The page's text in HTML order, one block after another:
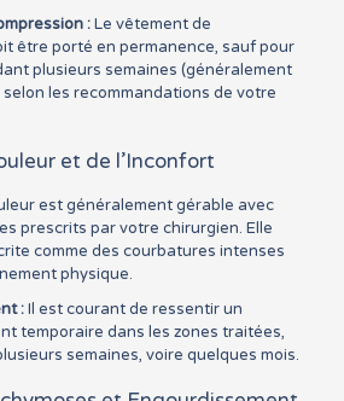
:Le vêtement de
être porté en permanence, sauf pour
plusieurs semaines (généralement
selon les recommandations de votre
et de l’Inconfort
est généralement gérable avec
prescrits par votre chirurgien. Elle
comme des courbatures intenses
physique.
:Il est courant de ressentir un
temporaire dans les zones traitées,
semaines, voire quelques mois.